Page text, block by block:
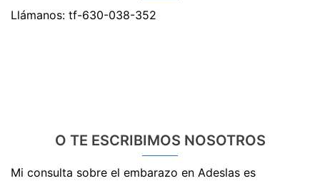
Llámanos: tf-630-038-352
O TE ESCRIBIMOS NOSOTROS
Mi consulta sobre el embarazo en Adeslas es